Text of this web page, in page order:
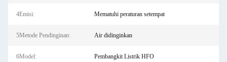
4Emisi: Mematuhi peraturan setempat
5Metode Pendinginan: Air didinginkan
6Model: Pembangkit Listrik HFO